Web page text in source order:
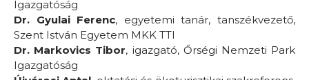
Igazgatóság
Dr. Gyulai Ferenc, egyetemi tanár, tanszékvezető,
Szent István Egyetem MKK TTI
Dr. Markovics Tibor, igazgató, Őrségi Nemzeti Park
Igazgatóság